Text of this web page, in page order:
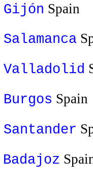
Gijón Spain
Salamanca
Valladolid
Burgos Spain
Santander
Badajoz